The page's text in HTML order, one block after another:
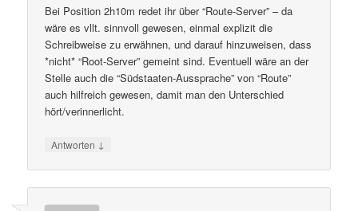
Bei Position 2h10m redet ihr über “Route-Server” – da
wäre es vllt. sinnvoll gewesen, einmal explizit die
Schreibweise zu erwähnen, und darauf hinzuweisen, dass
*nicht* “Root-Server” gemeint sind. Eventuell wäre an der
Stelle auch die “Südstaaten-Aussprache” von “Route”
auch hilfreich gewesen, damit man den Unterschied
hört/verinnerlicht.
Antworten ↓